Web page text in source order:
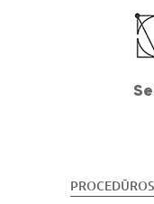
PROCEDŪROS